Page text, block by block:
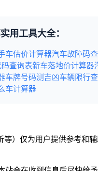
用工具大全：
车估价计算器汽车故障码
查询表新车落地价计算器
车牌号码测吉凶车辆限行
车计算器
等）仅为用户提供参考和